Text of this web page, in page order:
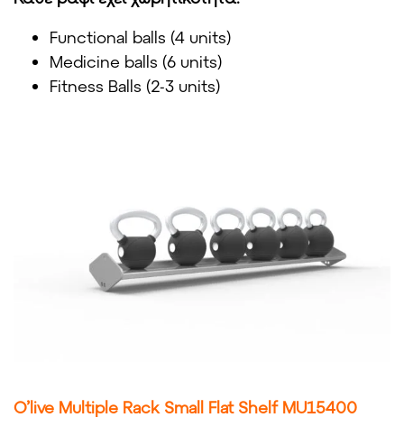
Functional balls (4 units)
Medicine balls (6 units)
Fitness Balls (2-3 units)
O’live Multiple Rack Small Flat Shelf MU15400